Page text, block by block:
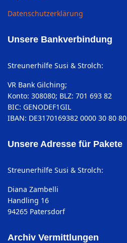
Datenschutzerklärung
Unsere Bankverbindung
Streunerhilfe Susi & Strolch:
VR Bank Gilching;
Konto: 308080; BLZ: 701 693 82
BIC: GENODEF1GIL
IBAN: DE3170169382 0000 30 80 80
Unsere Adresse für Pakete
Streunerhilfe Susi & Strolch:
Diana Zambelli
Handling 16
94265 Patersdorf
Archiv Vermittlungen